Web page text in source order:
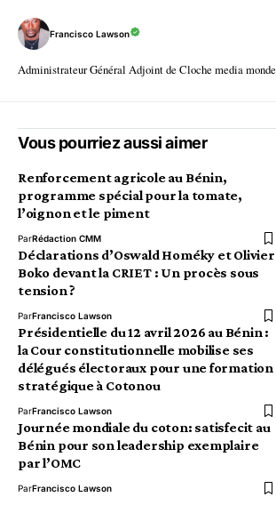
Francisco Lawson
Administrateur Général Adjoint de Cloche media monde
Vous pourriez aussi aimer
Renforcement agricole au Bénin,
programme spécial pour la tomate,
l’oignon et le piment
ParRédaction CMM
Déclarations d’Oswald Homéky et Olivier
Boko devant la CRIET : Un procès sous
tension ?
ParFrancisco Lawson
Présidentielle du 12 avril 2026 au Bénin :
la Cour constitutionnelle mobilise ses
délégués électoraux pour une formation
stratégique à Cotonou
ParFrancisco Lawson
Journée mondiale du coton: satisfecit au
Bénin pour son leadership exemplaire
par l’OMC
ParFrancisco Lawson